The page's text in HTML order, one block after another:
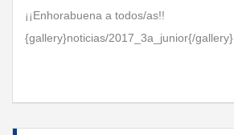
¡¡Enhorabuena a todos/as!!
{gallery}noticias/2017_3a_junior{/gallery}